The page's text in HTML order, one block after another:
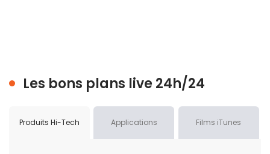
Les bons plans live 24h/24
Produits Hi-Tech Applications Films iTunes